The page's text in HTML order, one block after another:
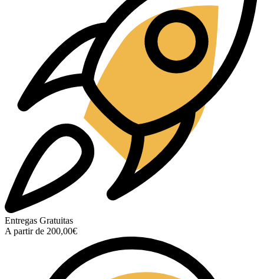
Entregas Gratuitas
A partir de 200,00€